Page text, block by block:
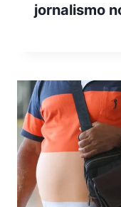
jornalismo